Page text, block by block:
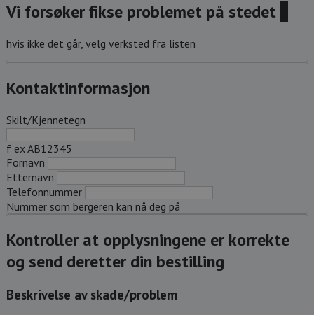
Vi forsøker fikse problemet på stedet
hvis ikke det går, velg verksted fra listen
Kontaktinformasjon
Skilt/Kjennetegn
f ex AB12345
Fornavn
Etternavn
Telefonnummer
Nummer som bergeren kan nå deg på
Kontroller at opplysningene er korrekte
og send deretter din bestilling
Beskrivelse av skade/problem